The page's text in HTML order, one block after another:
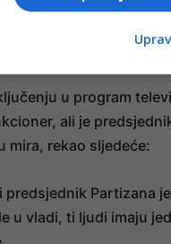
u proteklom
u program
ali je
mira, rekao sljedeće:
Partizana
u vladi, ti ljudi imaju